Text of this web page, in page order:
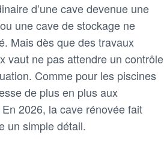
d’une cave devenue une
une cave de stockage ne
Mais dès que des travaux
vaut ne pas attendre un contrôle
Comme pour les piscines
de plus en plus aux
2026, la cave rénovée fait
un simple détail.